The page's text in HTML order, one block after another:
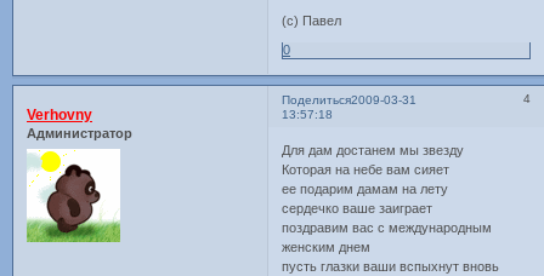
(с) Павел
0
Поделиться 4
2009-03-31
13:57:18
Verhovny
Администратор
Для дам достанем мы звезду
Которая на небе вам сияет
ее подарим дамам на лету
сердечко ваше заиграет
поздравим вас с международным
женским днем
пусть глазки ваши вспыхнут вновь